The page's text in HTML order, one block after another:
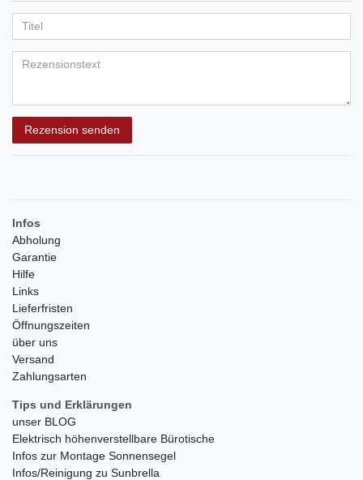
5
Bewertungssternen
5
Bewertungssternen
5
Bewertungssternen
5
Bewertungssternen
5
Bewertungssternen
Anzeigename
(optional)
Rezension senden
Infos
Abholung
Garantie
Hilfe
Links
Lieferfristen
Öffnungszeiten
über uns
Versand
Zahlungsarten
Tips und Erklärungen
unser BLOG
Elektrisch höhenverstellbare Bürotische
Infos zur Montage Sonnensegel
Infos/Reinigung zu Sunbrella